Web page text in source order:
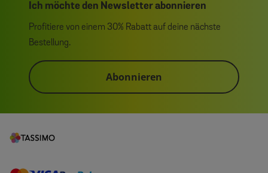
Ich möchte den Newsletter abonnieren
Profitiere von einem 30% Rabatt auf deine nächste
Bestellung.
Abonnieren